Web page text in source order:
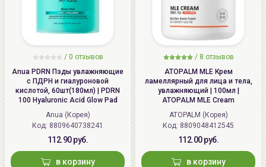
/ 0 отзывов
Anua PDRN Пэды увлажняющие
с ПДРН и гиалуроновой
кислотой, 60шт(180мл) | PDRN
100 Hyaluronic Acid Glow Pad
Anua (Корея)
Код: 8809640738241
112.90 руб.
в корзину
/ 8 отзывов
ATOPALM MLE Крем
ламеллярный для лица и тела,
увлажняющий | 100мл |
ATOPALM MLE Cream
ATOPALM (Корея)
Код: 8809048412545
112.00 руб.
в корзину